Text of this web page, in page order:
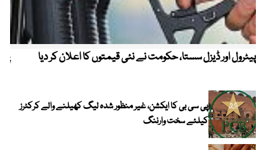
پیٹرول اور ڈیزل سستا، حکومت نے نئی قیمتوں کا اعلان کر دیا
پی سی بی کا ایکشن، غیر منظور شدہ لیگ کھیلنے والے کرکٹرز
کیلئے سخت وارننگ